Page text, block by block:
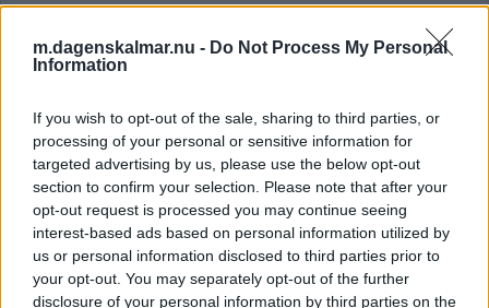
m.dagenskalmar.nu - Do Not Process My Personal
Information
If you wish to opt-out of the sale, sharing to third parties, or
processing of your personal or sensitive information for
targeted advertising by us, please use the below opt-out
section to confirm your selection. Please note that after your
opt-out request is processed you may continue seeing
interest-based ads based on personal information utilized by
us or personal information disclosed to third parties prior to
your opt-out. You may separately opt-out of the further
disclosure of your personal information by third parties on the
EXTREMT STOR BRANDRISK I NORRA
LÄNET
NYHETER 30 juli 2026 07.59
Larm om madrass – trafikanter
uppmanades till försiktighet